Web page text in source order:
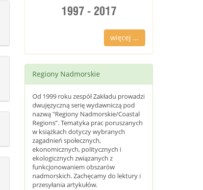
więcej ...
Regiony Nadmorskie
Od 1999 roku zespół Zakładu prowadzi
dwujęzyczną serię wydawniczą pod
nazwą "Regiony Nadmorskie/Coastal
Regions”. Tematyka prac poruszanych
w książkach dotyczy wybranych
zagadnień społecznych,
ekonomicznych, politycznych i
ekologicznych związanych z
funkcjonowaniem obszarów
nadmorskich. Zachęcamy do lektury i
przesyłania artykułów.